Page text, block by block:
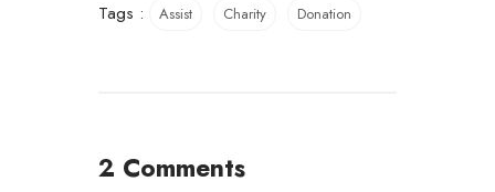
Tags : Assist Charity Donation
2 Comments